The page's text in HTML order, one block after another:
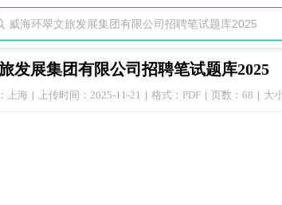
发展集团有限公司招聘笔试题库2025
上海 上传时间：2025-11-21 格式：PDF 页数：68 大